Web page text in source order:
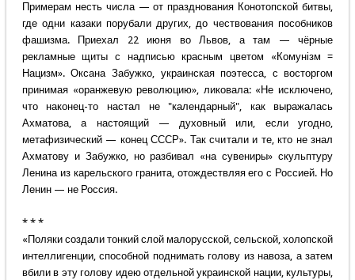
Примерам несть числа — от празднования Конотопской битвы,
где одни казаки порубали других, до чествования пособников
фашизма. Приехал 22 июня во Львов, а там — чёрные
рекламные щиты с надписью красным цветом «Комунізм =
Нацизм». Оксана Забужко, украинская поэтесса, с восторгом
принимая «оранжевую революцию», ликовала: «Не исключено,
что наконец-то настал не "календарный", как выражалась
Ахматова, а настоящий — духовный или, если угодно,
метафизический — конец СССР». Так считали и те, кто не знал
Ахматову и Забужко, но разбивал «на сувениры» скульптуру
Ленина из карельского гранита, отождествляя его с Россией. Но
Ленин — не Россия.
* * *
«Поляки создали тонкий слой малорусской, сельской, холопской
интеллигенции, способной поднимать голову из навоза, а затем
вбили в эту голову идею отдельной украинской нации, культуры,